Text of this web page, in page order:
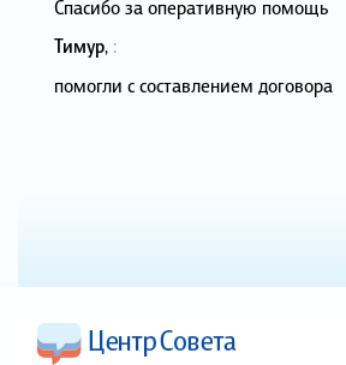
Спасибо за оперативную помощь
Тимур, :
помогли с составлением договора